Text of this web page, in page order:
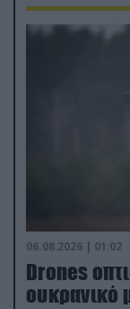
06.08.2026 | 01:02
Drones
ουκρανικό